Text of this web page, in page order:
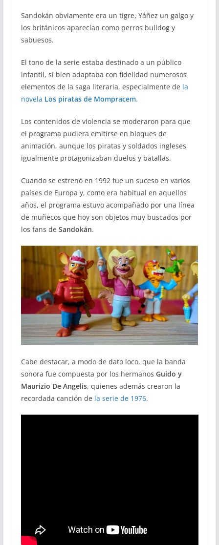
Sandokán obviamente era un tigre, Yáñez un galgo y
los británicos aparecían como perros bulldog y
sabuesos.
El tono de la serie estaba destinado a un público
infantil, si bien adaptaba con fidelidad numerosos
elementos de la saga literaria, especialmente de la
novela Los piratas de Mompracem.
Los contenidos de violencia se moderaron para que
el programa pudiera emitirse en bloques de
animación, aunque los piratas y soldados ingleses
igualmente protagonizaban duelos y batallas.
Cuando se estrenó en 1992 fue un suceso en varios
países de Europa y, como era habitual en aquellos
años, el programa estuvo acompañado por una línea
de muñecos que hoy son objetos muy buscados por
los fans de Sandokán.
Cabe destacar, a modo de dato loco, que la banda
sonora fue compuesta por los hermanos Guido y
Maurizio De Angelis, quienes además crearon la
recordada canción de la serie de 1976.